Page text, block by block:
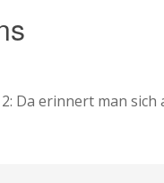
Da erinnert man